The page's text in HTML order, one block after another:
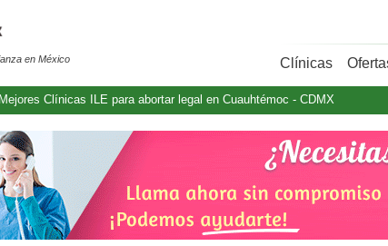
en México Clínicas
Mejores Clínicas ILE para abortar legal en Cuauhtémoc - CDMX